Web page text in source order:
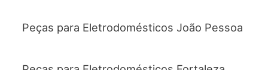
Peças para Eletrodomésticos João Pessoa